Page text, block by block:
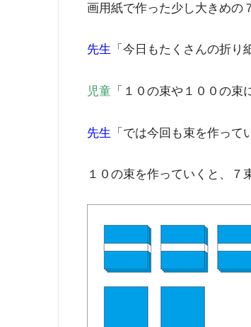
画用紙で作った少し大きめの
先生 「今日もたくさんの折り
児童 「１０の束や１００の束
先生 「では今回も束を作って
１０の束を作っていくと、７